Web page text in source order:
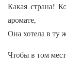
Какая страна!
аромате,
Она хотела в ту
Чтобы в том